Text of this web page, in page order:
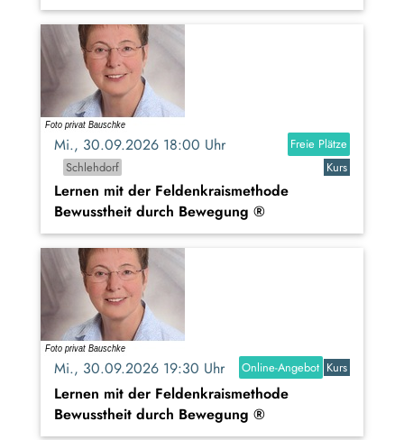
Mi., 30.09.2026 18:00 Uhr
Freie Plätze
Schlehdorf
Kurs
Lernen mit der Feldenkraismethode
Bewusstheit durch Bewegung ®
Mi., 30.09.2026 19:30 Uhr Online-Angebot Kurs
Lernen mit der Feldenkraismethode
Bewusstheit durch Bewegung ®